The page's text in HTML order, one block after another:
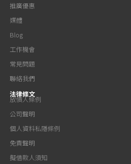
推廣優惠
媒體
Blog
工作機會
常見問題
聯絡我們
法律條文
放債人條例
公司聲明
個人資料私隱條例
免責聲明
擬借款人須知